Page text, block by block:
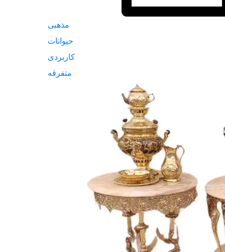
مذهبی
حیوانات
کاربردی
متفرقه